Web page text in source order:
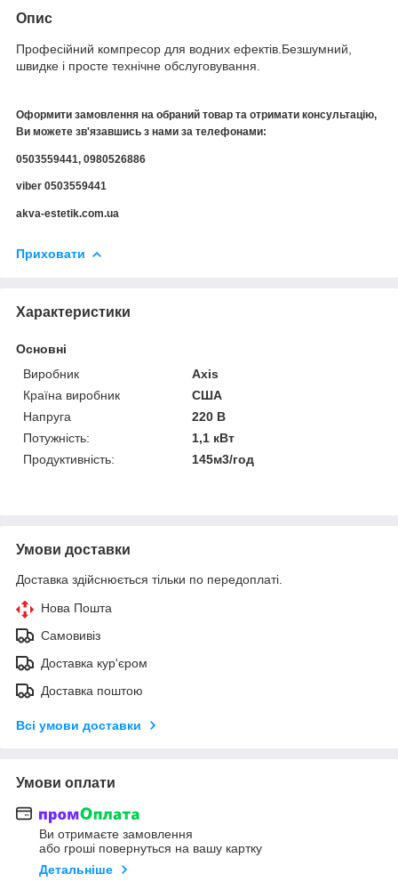
Опис
Професійний компресор для водних ефектів.Безшумний,
швидке і просте технічне обслуговування.
Оформити замовлення на обраний товар та отримати консультацію,
Ви можете зв'язавшись з нами за телефонами:
0503559441, 0980526886
viber 0503559441
akva-estetik.com.ua
Приховати
Характеристики
Основні
Виробник
Axis
Країна виробник
США
Напруга
220 В
Потужність:
1,1 кВт
Продуктивність:
145м3/год
Умови доставки
Доставка здійснюється тільки по передоплаті.
Нова Пошта
Самовивіз
Доставка кур'єром
Доставка поштою
Всі умови доставки
Умови оплати
Ви отримаєте замовлення
або гроші повернуться на вашу картку
Детальніше